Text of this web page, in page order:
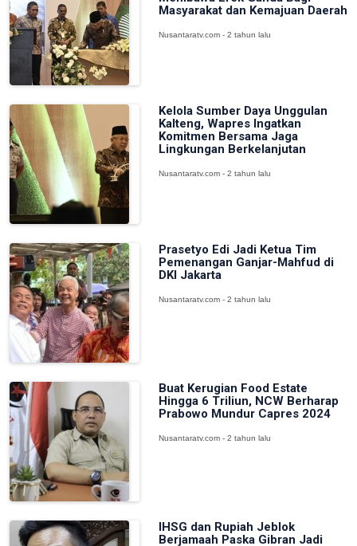
Masyarakat dan Kemajuan Daerah
Nusantaratv.com - 2 tahun lalu
Kelola Sumber Daya Unggulan
Kalteng, Wapres Ingatkan
Komitmen Bersama Jaga
Lingkungan Berkelanjutan
Nusantaratv.com - 2 tahun lalu
Prasetyo Edi Jadi Ketua Tim
Pemenangan Ganjar-Mahfud di
DKI Jakarta
Nusantaratv.com - 2 tahun lalu
Buat Kerugian Food Estate
Hingga 6 Triliun, NCW Berharap
Prabowo Mundur Capres 2024
Nusantaratv.com - 2 tahun lalu
IHSG dan Rupiah Jeblok
Berjamaah Paska Gibran Jadi